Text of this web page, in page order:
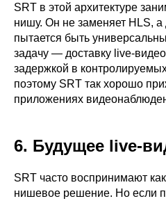
SRT в этой архитектуре
нишу. Он не заменяет HLS, а
пытается быть
задачу — доставку live-
задержкой в
поэтому SRT так хорошо
приложениях
6. Будущее live-
SRT часто воспринимают
нишевое решение. Но если